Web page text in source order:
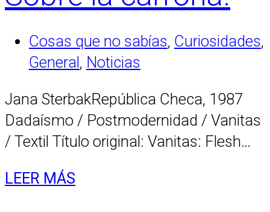
Cosas que no sabías, Curiosidades,
General, Noticias
Jana SterbakRepública Checa, 1987
Dadaísmo / Postmodernidad / Vanitas
/ Textil Título original: Vanitas: Flesh…
LEER MÁS